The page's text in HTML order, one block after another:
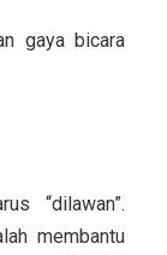
gaya bicara
“dilawan”.
membantu